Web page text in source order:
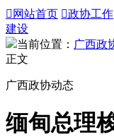
 网站首页 政协工作
建设
当前位置： 广西政
正文
广西政协动态
缅甸总理